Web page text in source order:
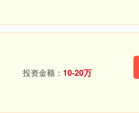
投资金额： 10-20万